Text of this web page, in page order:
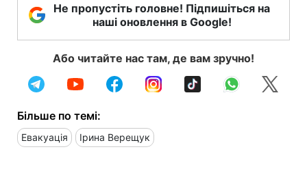
Не пропустіть головне! Підпишіться на
наші оновлення в Google!
Або читайте нас там, де вам зручно!
Більше по темі:
Евакуація Ірина Верещук